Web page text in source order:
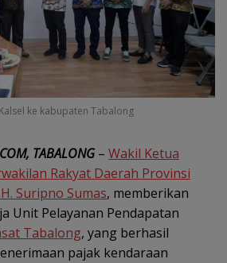
ke kabupaten Tabalong
TABALONG– Wakil Ketua
Rakyat Daerah Provinsi
Suripno Sumas, memberikan
Unit Pelayanan Pendapatan
Tabalong, yang berhasil
pajak kendaraan